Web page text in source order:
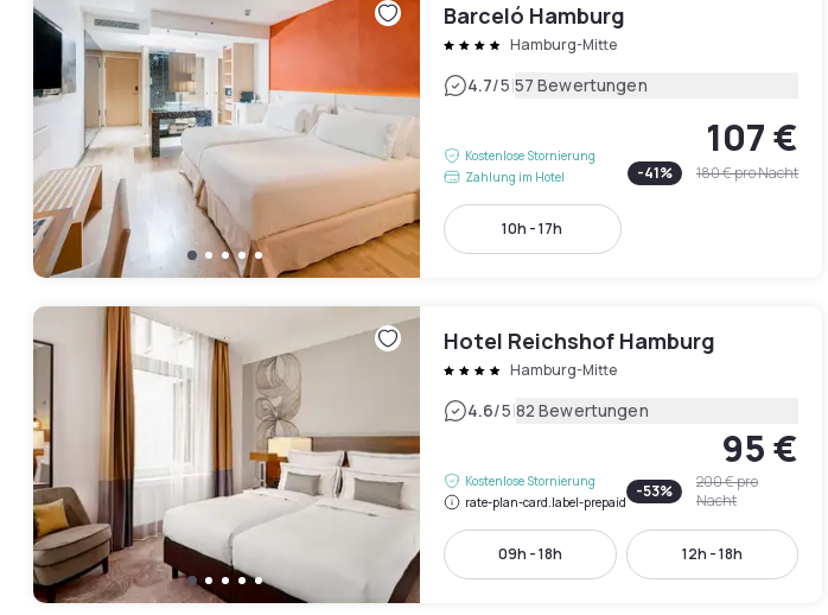
Barceló Hamburg
Hamburg-Mitte
4.7/5|57 Bewertungen
Kostenlose Stornierung
Zahlung im Hotel
107 €
-41% 180 €pro Nacht
10h - 17h
Hotel Reichshof Hamburg
Hamburg-Mitte
4.6/5|82 Bewertungen
Kostenlose Stornierung
rate-plan-card.label-prepaid
95 €
-53% 200 €pro
Nacht
09h - 18h 12h - 18h